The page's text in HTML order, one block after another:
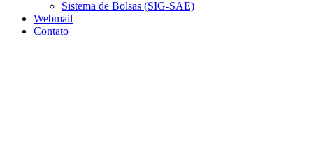
Sistema de Bolsas (SIG-SAE)
Webmail
Contato